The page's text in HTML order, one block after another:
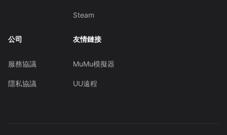
Steam
公司
服務協議
隱私協議
友情鏈接
MuMu模擬器
UU遠程